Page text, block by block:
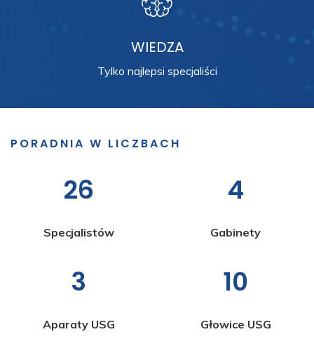
WIEDZA
Tylko najlepsi specjaliści
PORADNIA W LICZBACH
26
Specjalistów
4
Gabinety
3
Aparaty USG
10
Głowice USG